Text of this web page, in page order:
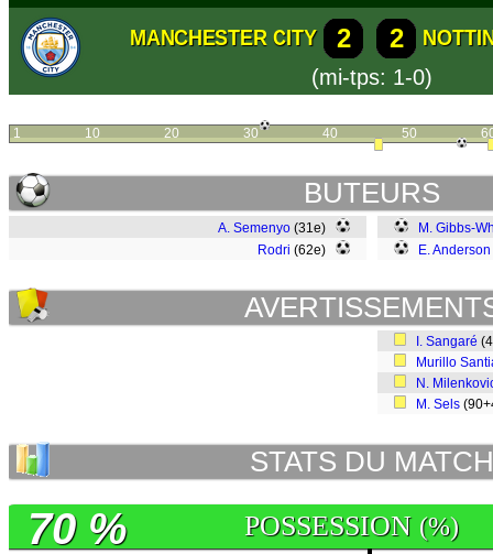
MANCHESTER CITY 2 2
(mi-tps: 1-0)
1 10 20 30 40 50
BUTEURS
A. Semenyo (31e)
Rodri (62e)
M. Gibbs-
E. Anderson
I. Sangaré
Murillo
N.
M. Sels
STATS DU MATCH
POSSESSION (%)
70 %